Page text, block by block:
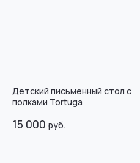
Детский письменный стол с
полками Tortuga
15 000 руб.